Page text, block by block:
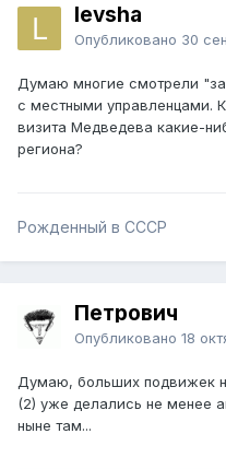
levsha
Опубликовано 30
Думаю многие смотрели
с местными управленцами.
визита Медведева какие-
региона?
Рожденный в СССР
Петрович
Опубликовано 18
Думаю, больших подвижек
(2) уже делались не менее
ныне там...